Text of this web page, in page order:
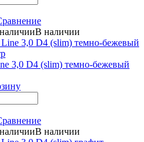
В наличии
3,0 D4 (slim) темно-бежевый
В наличии